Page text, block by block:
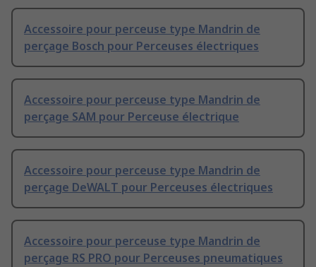
Accessoire pour perceuse type Mandrin de
perçage Bosch pour Perceuses électriques
Accessoire pour perceuse type Mandrin de
perçage SAM pour Perceuse électrique
Accessoire pour perceuse type Mandrin de
perçage DeWALT pour Perceuses électriques
Accessoire pour perceuse type Mandrin de
perçage RS PRO pour Perceuses pneumatiques